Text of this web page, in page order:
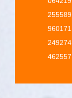
255589
960171
249274
462557